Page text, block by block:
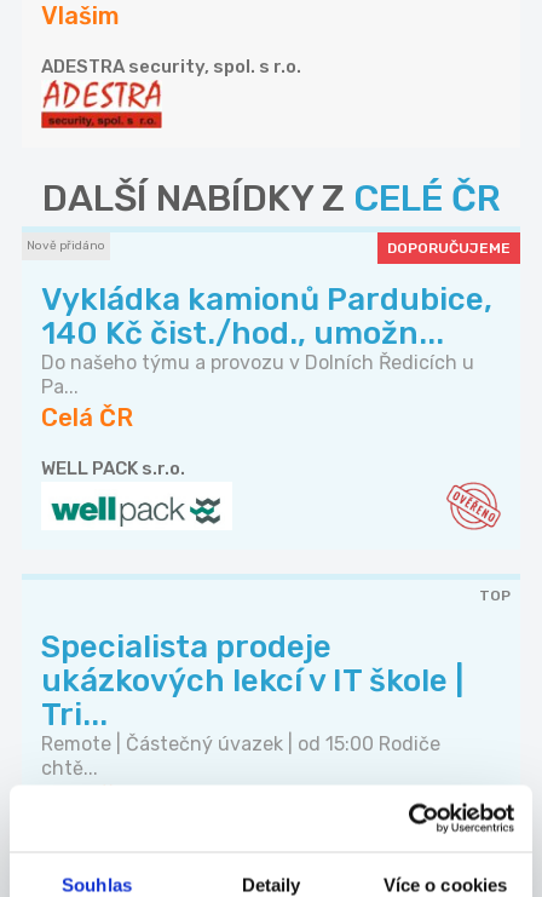
Souhlas Detaily Více o cookies
Vlašim
ADESTRA security, spol. s r.o.
DALŠÍ NABÍDKY Z CELÉ ČR
Nově přidáno DOPORUČUJEME
Vykládka kamionů Pardubice,
140 Kč čist./hod., umožn...
Do našeho týmu a provozu v Dolních Ředicích u
Pa...
Celá ČR
WELL PACK s.r.o.
TOP
Specialista prodeje
ukázkových lekcí v IT škole |
Tri...
Remote | Částečný úvazek | od 15:00 Rodiče
chtě...